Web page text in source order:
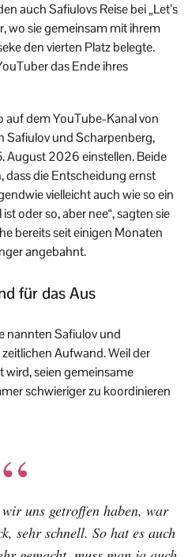
auch Safiulovs Reise bei „Let’s
wo sie gemeinsam mit ihrem
den vierten Platz belegte.
das Ende ihres
auf dem YouTube-Kanal von
Safiulov und Scharpenberg,
August 2026 einstellen. Beide
die Entscheidung ernst
vielleicht auch wie so ein
oder so, aber nee“, sagten sie
bereits seit einigen Monaten
angebahnt.
für das Aus
nannten Safiulov und
Aufwand. Weil der
wird, seien gemeinsame
schwieriger zu koordinieren
uns getroffen haben, war
sehr schnell. So hat es auch